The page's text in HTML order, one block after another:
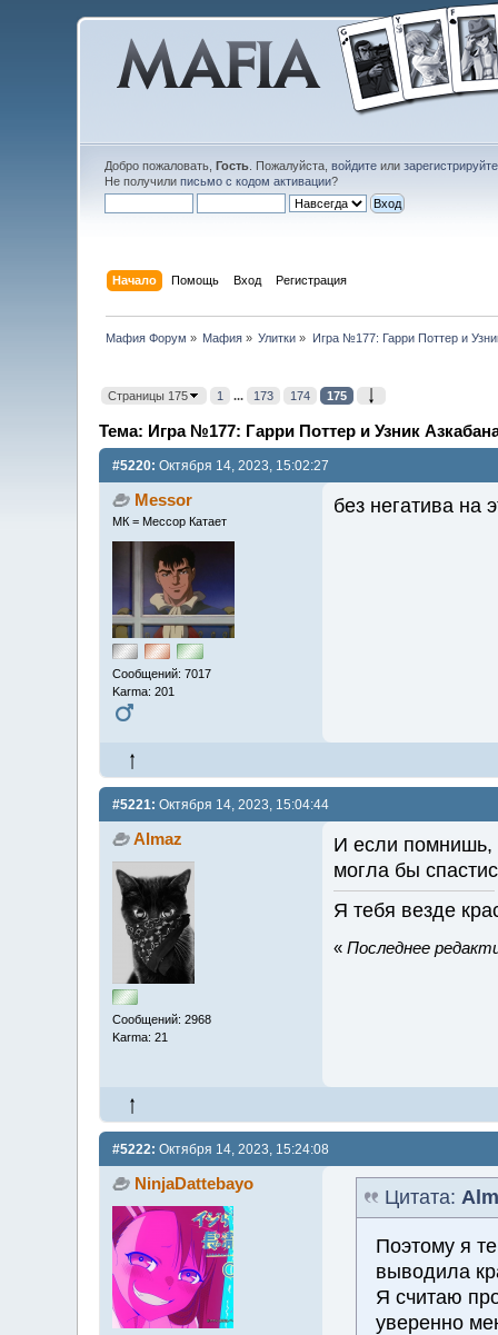
Добро пожаловать, Гость. Пожалуйста, войдитеили
Не получили письмо с кодом активации?
Начало Помощь Вход Регистрация
Мафия Форум » Мафия » Улитки » Игра №177: Гарри Поттер и
Страницы 175 1 ... 173 174 175
Тема: Игра №177: Гарри Поттер и Узник
#5220: Октября 14, 2023, 15:02:27
Messor
МК = Мессор Катает
Сообщений: 7017
Karma: 201
без негатива на
#5221: Октября 14, 2023, 15:04:44
Almaz
Сообщений: 2968
Karma: 21
И если помнишь,
могла бы
Я тебя везде
« Последнее
#5222: Октября 14, 2023, 15:24:08
NinjaDattebayo
Цитата:
Поэтому я
выводила
Я считаю
уверенно